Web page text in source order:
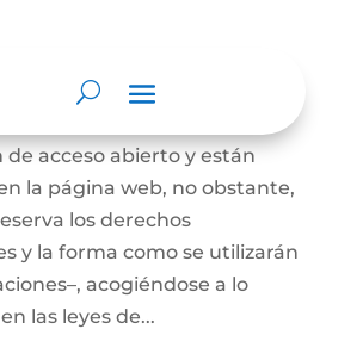
de autor y/o
de uso sobre los contenidos
de la UCNC y de los
de acceso abierto y están
la página web, no obstante,
los derechos
y la forma como se utilizarán
acogiéndose a lo
las leyes de...